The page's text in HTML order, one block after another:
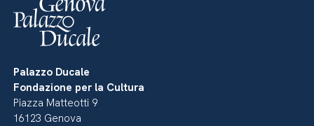
Palazzo Ducale
Fondazione per la Cultura
Piazza Matteotti 9
16123 Genova